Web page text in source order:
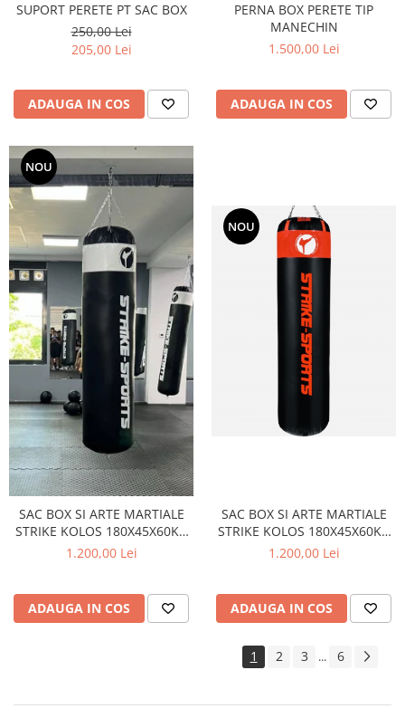
SUPORT PERETE PT SAC BOX
250,00 Lei
205,00 Lei
ADAUGA IN COS
PERNA BOX PERETE TIP
MANECHIN
1.500,00 Lei
ADAUGA IN COS
NOU
SAC BOX SI ARTE MARTIALE
STRIKE KOLOS 180X45X60KG
NEGRU/ALB
1.200,00 Lei
ADAUGA IN COS
NOU
SAC BOX SI ARTE MARTIALE
STRIKE KOLOS 180X45X60KG
NEGRU/ROSU - STRIKE-
1.200,00 Lei
ADAUGA IN COS
1 2 3 ... 6